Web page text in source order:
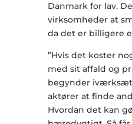
Danmark for lav.
virksomheder at
da det er billigere
”Hvis det koster
med sit affald og
begynder
aktører at finde
Hvordan det kan